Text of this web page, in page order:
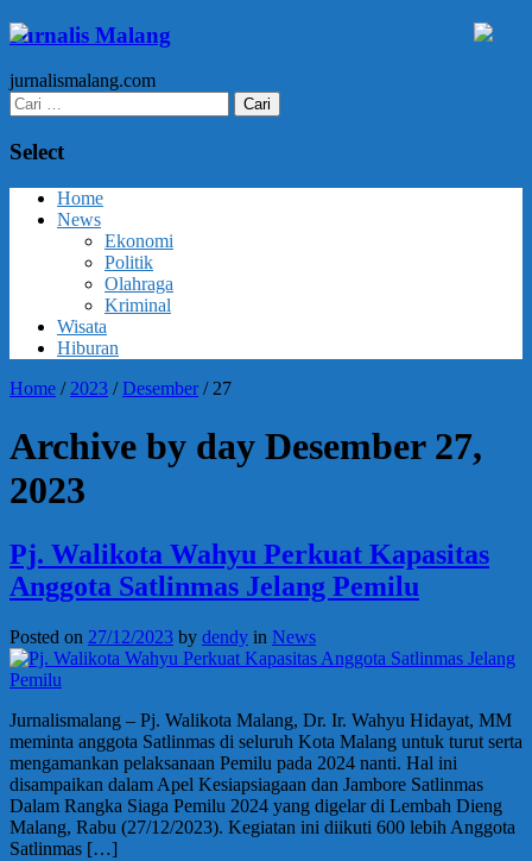
Jurnalis Malang
jurnalismalang.com
Cari
untuk:
Select
Home
News
Ekonomi
Politik
Olahraga
Kriminal
Wisata
Hiburan
Home / 2023 /Desember / 27
Archive by day Desember 27,
2023
Pj. Walikota Wahyu Perkuat Kapasitas
Anggota Satlinmas Jelang Pemilu
Posted on 27/12/2023 by dendy in News
Jurnalismalang – Pj. Walikota Malang, Dr. Ir. Wahyu Hidayat, MM
meminta anggota Satlinmas di seluruh Kota Malang untuk turut serta
mengamankan pelaksanaan Pemilu pada 2024 nanti. Hal ini
disampaikan dalam Apel Kesiapsiagaan dan Jambore Satlinmas
Dalam Rangka Siaga Pemilu 2024 yang digelar di Lembah Dieng
Malang, Rabu (27/12/2023). Kegiatan ini diikuti 600 lebih Anggota
Satlinmas […]